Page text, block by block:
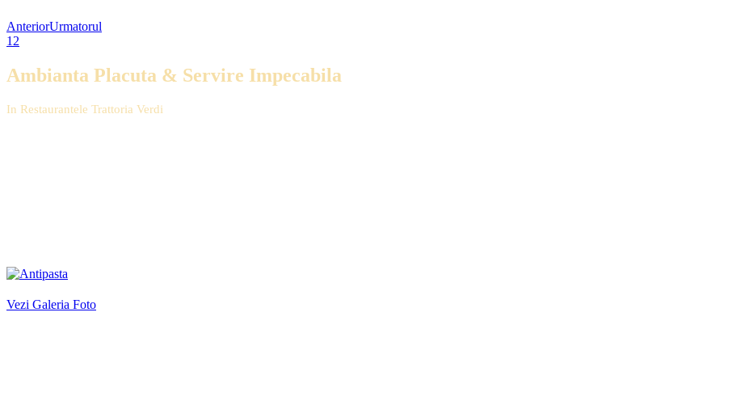
AnteriorUrmatorul
1 2
Ambianta Placuta & Servire Impecabila
In Restaurantele Trattoria Verdi
Vezi Galeria Foto